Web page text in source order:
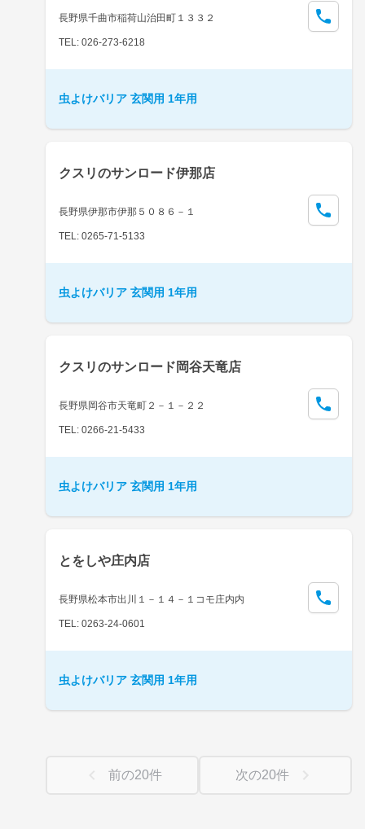
長野県千曲市稲荷山治田町１３３２
TEL: 026-273-6218
虫よけバリア 玄関用 1年用
クスリのサンロード伊那店
長野県伊那市伊那５０８６－１
TEL: 0265-71-5133
虫よけバリア 玄関用 1年用
クスリのサンロード岡谷天竜店
長野県岡谷市天竜町２－１－２２
TEL: 0266-21-5433
虫よけバリア 玄関用 1年用
とをしや庄内店
長野県松本市出川１－１４－１コモ庄内内
TEL: 0263-24-0601
虫よけバリア 玄関用 1年用
前の20件 次の20件